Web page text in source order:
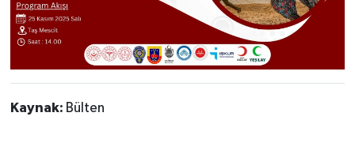
Kaynak: Bülten